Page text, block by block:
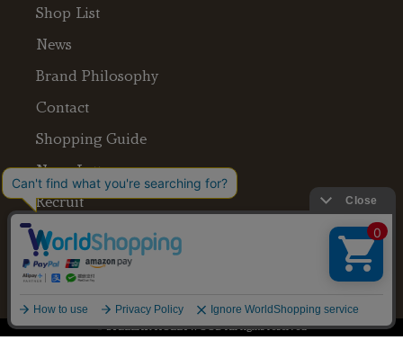
Shop List
News
Brand Philosophy
Contact
Shopping Guide
News Letter
Recruit
Legal Information
送料：550円 税込20,000円以上で送料無料
© STELLAR HOLLYWOOD All rights reserved